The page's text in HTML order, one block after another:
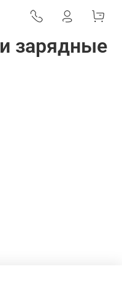
зарядные